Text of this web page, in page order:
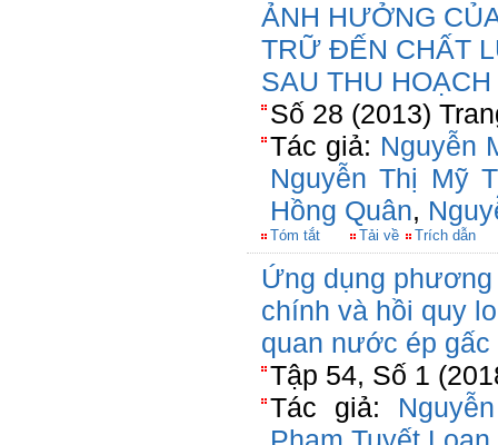
ẢNH HƯỞNG
TRỮ ĐẾN CHẤT
SAU THU HOẠCH
Số 28 (2013)
Tác giả: Nguyễn
Nguyễn Thị Mỹ
Hồng Quân,
Tóm tắt Tải về Trích dẫn
Ứng dụng
chính và hồi quy
quan nước ép gấc
Tập 54, Số 1
Tác giả: